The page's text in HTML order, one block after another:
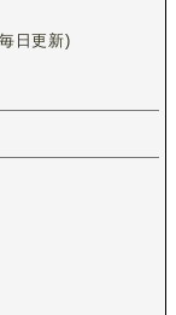
日更新)